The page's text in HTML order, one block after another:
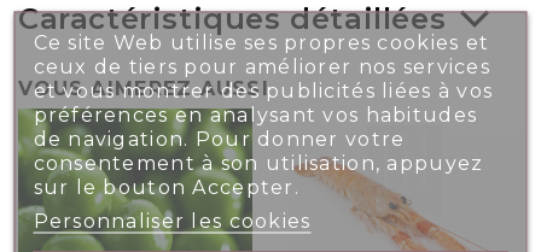
Caractéristiques détaillées
VOUS AIMEREZ AUSSI
Ce site Web utilise ses propres cookies et
ceux de tiers pour améliorer nos services
et vous montrer des publicités liées à vos
préférences en analysant vos habitudes
de navigation. Pour donner votre
consentement à son utilisation, appuyez
sur le bouton Accepter.
Personnaliser les cookies